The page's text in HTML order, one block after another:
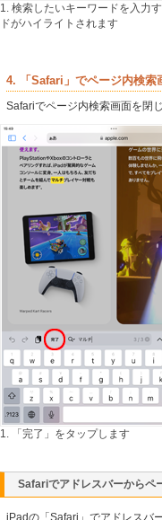
1. 検索したいキーワードを入力
ドがハイライトされます
4. 「Safari」でページ内検索
Safariでページ内検索画面を閉
1. 「完了」をタップします
Safariでアドレスバーからペ
iPadの「Safari」でアドレスバ